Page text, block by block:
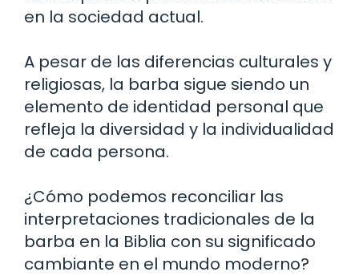
en la sociedad actual.
A pesar de las diferencias culturales y
religiosas, la barba sigue siendo un
elemento de identidad personal que
refleja la diversidad y la individualidad
de cada persona.
¿Cómo podemos reconciliar las
interpretaciones tradicionales de la
barba en la Biblia con su significado
cambiante en el mundo moderno?